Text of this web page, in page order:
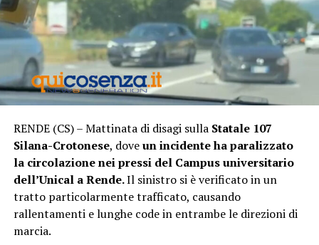
RENDE (CS) – Mattinata di disagi sulla Statale 107
Silana-Crotonese, doveun incidente ha paralizzato
la circolazione nei pressi del Campus universitario
dell’Unical a Rende.Il sinistro si è verificato in un
tratto particolarmente trafficato, causando
rallentamenti e lunghe code in entrambe le direzioni di
marcia.